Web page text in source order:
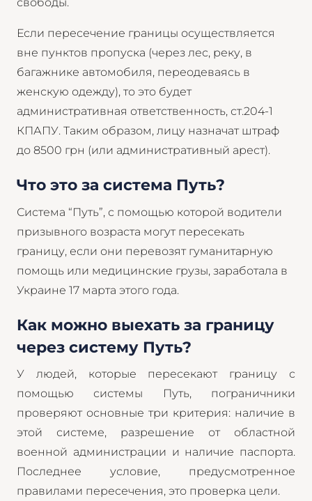
Если пересечение границы осуществляется
вне пунктов пропуска (через лес, реку, в
багажнике автомобиля, переодеваясь в
женскую одежду), то это будет
административная ответственность, ст.204-1
КПАПУ. Таким образом, лицу назначат штраф
до 8500 грн (или административный арест).
Что это за система Путь?
Система “Путь”, с помощью которой водители
призывного возраста могут пересекать
границу, если они перевозят гуманитарную
помощь или медицинские грузы, заработала в
Украине 17 марта этого года.
Как можно выехать за границу
через систему Путь?
У людей, которые пересекают границу с
помощью системы Путь, пограничники
проверяют основные три критерия: наличие в
этой системе, разрешение от областной
военной администрации и наличие паспорта.
Последнее условие, предусмотренное
правилами пересечения, это проверка цели.